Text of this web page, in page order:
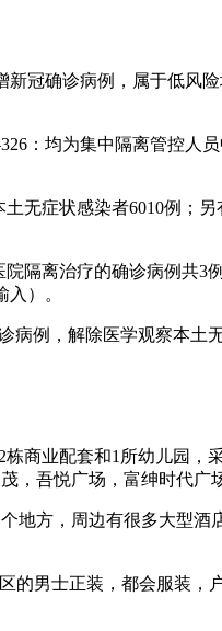
冠确诊病例，属于低风
：均为集中隔离管控人
无症状感染者6010例；
隔离治疗的确诊病例共
）。
病例，解除医学观察本土
商业配套和1所幼儿园
，吾悦广场，富绅时代广
方，周边有很多大型
的男士正装，都会服装